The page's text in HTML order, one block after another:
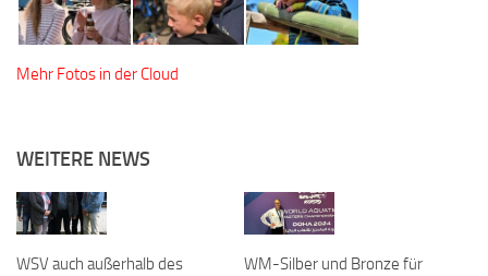
Mehr Fotos in der Cloud
WEITERE NEWS
WSV auch außerhalb des
WM-Silber und Bronze für